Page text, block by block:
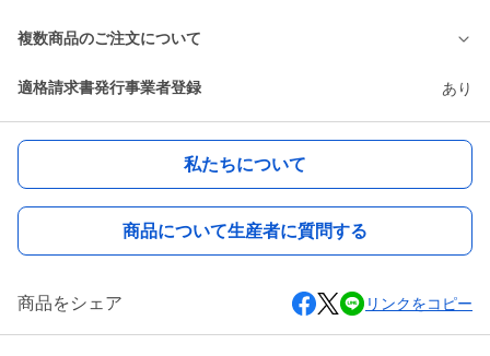
複数商品のご注文について
適格請求書発行事業者登録 あり
私たちについて
商品について生産者に質問する
商品をシェア リンクをコピー